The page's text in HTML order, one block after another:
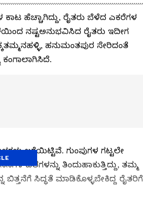
ಹೆಚ್ಚಾಗಿದ್ದು, ರೈತರು ಬೆಳೆದ ಎಕರೆಗಳ
ನಷ್ಟಅನುಭವಿಸಿದ ರೈತರು ಇದೀಗ
ಹನುಮಂತಪುರ ಸೇರಿದಂತೆ
ಕಂಗಾಲಾಗಿಸಿದೆ.
ಲಗ್ಗೆಯಿಟ್ಟಿವೆ. ಗುಂಪುಗಳ ಗಟ್ಟಲೇ
ಎಲೆಗಳನ್ನು ತಿಂದುಹಾಕುತ್ತಿದ್ದು, ತಮ್ಮ
ಬಿತ್ತನೆಗೆ ಸಿದ್ಧತೆ ಮಾಡಿಕೊಳ್ಳಬೇಕಿದ್ದ ರೈತರಿಗೆ